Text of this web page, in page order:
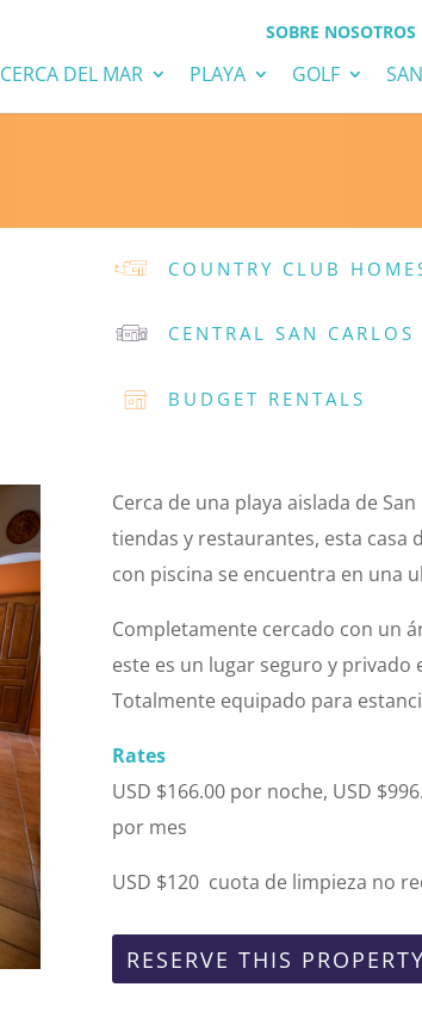
SOBRE NOSOTROS
CERCA DEL MAR PLAYA GOLF
COUNTRY CLUB
CENTRAL SAN CARLOS
BUDGET RENTALS
Cerca de una playa aislada de
tiendas y restaurantes, esta casa
con piscina se encuentra en una
Completamente cercado con un
este es un lugar seguro y privado
Totalmente equipado para
Rates
USD $166.00 por noche, USD
por mes
USD $120 cuota de limpieza no
RESERVE THIS PROPERTY